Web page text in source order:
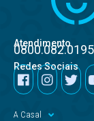
Atendimento
0800.082.0195
Redes Sociais
A Casal